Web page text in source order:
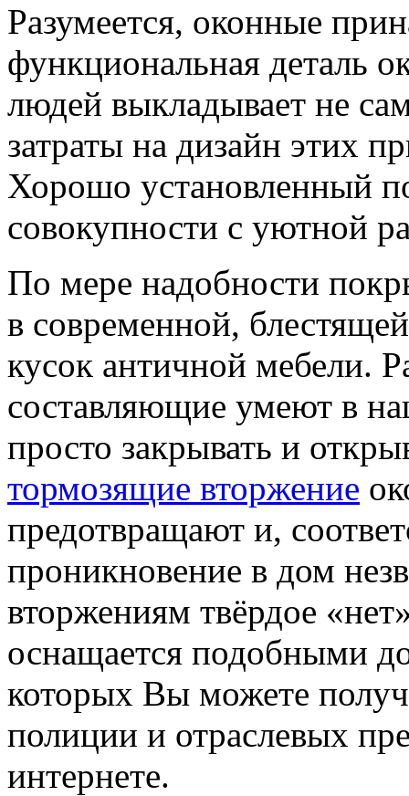
Разумеется, оконные
функциональная деталь
людей выкладывает не
затраты на дизайн этих
Хорошо установленный
совокупности с уютной
По мере надобности
в современной,
кусок античной мебели.
составляющие умеют в
просто закрывать и
тормозящие вторжение
предотвращают и,
проникновение в дом
вторжениям твёрдое
оснащается подобными
которых Вы можете
полиции и отраслевых
интернете.